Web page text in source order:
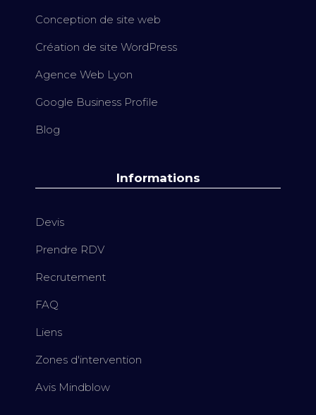
Conception de site web
Création de site WordPress
Agence Web Lyon
Google Business Profile
Blog
Informations
Devis
Prendre RDV
Recrutement
FAQ
Liens
Zones d'intervention
Avis Mindblow